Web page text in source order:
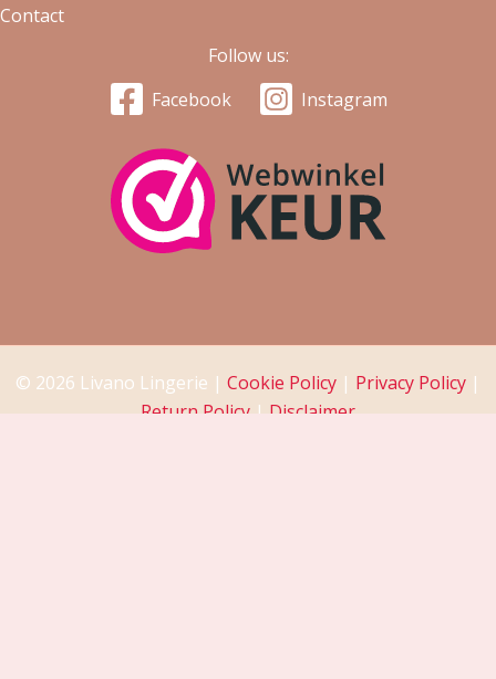
Contact
Follow us:
Facebook
Instagram
© 2026 Livano Lingerie | Cookie Policy | Privacy Policy |
Return Policy | Disclaimer